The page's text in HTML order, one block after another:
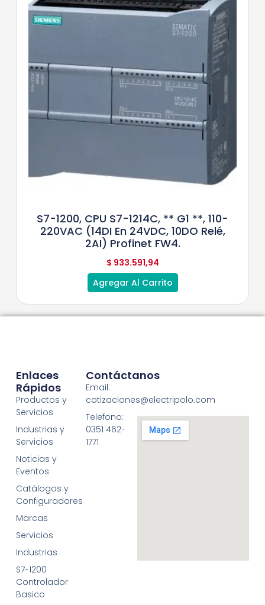
S7-1200, CPU S7-1214C, ** G1 **, 110-
220VAC (14DI En 24VDC, 10DO Relé,
2AI) Profinet FW4.
$ 933.591,94
Agregar Al Carrito
Enlaces
Rápidos
Productos y
Servicios
Industrias y
Servicios
Noticias y
Eventos
Catálogos y
Configuradores
Marcas
Servicios
Industrias
S7-1200
Controlador
Basico
Contáctanos
Email:
cotizaciones@electripolo.com
Telefono:
0351 462-
1771